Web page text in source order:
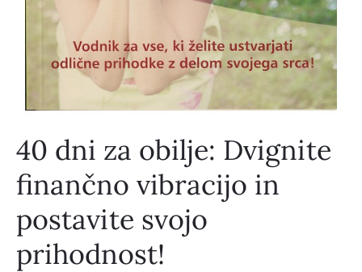
40 dni za obilje: Dvignite
finančno vibracijo in
postavite svojo
prihodnost!